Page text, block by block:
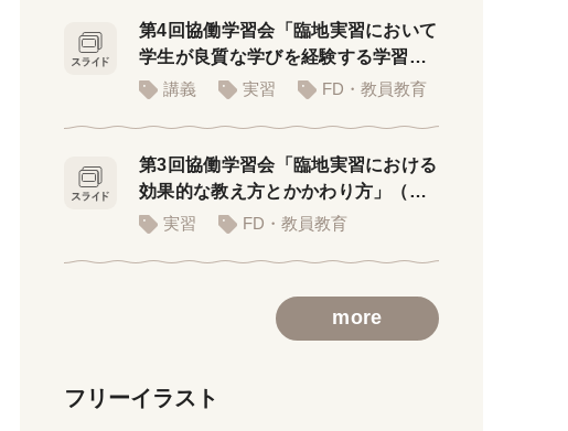
第4回協働学習会「臨地実習において
学生が良質な学びを経験する学習環
境」講義 実習 FD・教員教育
第3回協働学習会「臨地実習における
効果的な教え方とかかわり方」（講
義用スライド）
実習 FD・教員教育
more
フリーイラスト